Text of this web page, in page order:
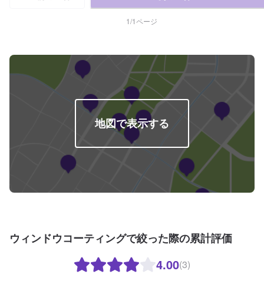
めご了承ください。-----代車について-----代車をご用意しています。お車の作
業中は代車をご利用ください。※代車の燃料代はお客様にご負担いただいてお
内いたします。【定休日・営業時間】定休日：日曜、祝日営業時間：
8:00~18:00
1/1ページ
地図で表示する
ウィンドウコーティングで絞った際の累計評価
4.00(3)